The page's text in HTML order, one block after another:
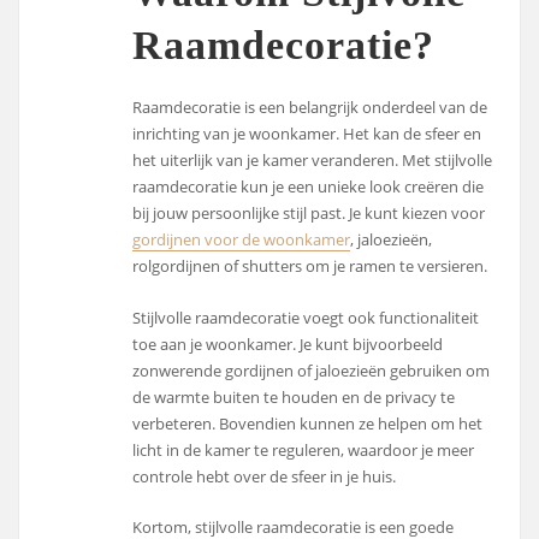
Raamdecoratie?
Raamdecoratie is een belangrijk onderdeel van de
inrichting van je woonkamer. Het kan de sfeer en
het uiterlijk van je kamer veranderen. Met stijlvolle
raamdecoratie kun je een unieke look creëren die
bij jouw persoonlijke stijl past. Je kunt kiezen voor
gordijnen voor de woonkamer, jaloezieën,
rolgordijnen of shutters om je ramen te versieren.
Stijlvolle raamdecoratie voegt ook functionaliteit
toe aan je woonkamer. Je kunt bijvoorbeeld
zonwerende gordijnen of jaloezieën gebruiken om
de warmte buiten te houden en de privacy te
verbeteren. Bovendien kunnen ze helpen om het
licht in de kamer te reguleren, waardoor je meer
controle hebt over de sfeer in je huis.
Kortom, stijlvolle raamdecoratie is een goede